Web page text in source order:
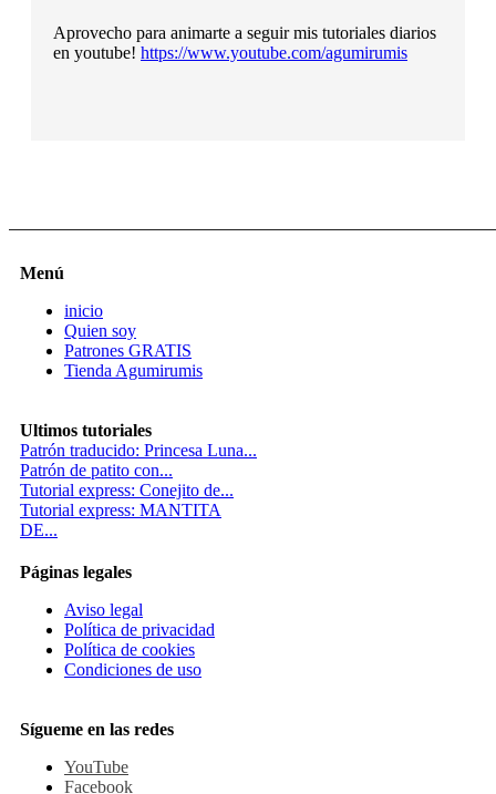
Aprovecho para animarte a seguir mis tutoriales diarios
en youtube! https://www.youtube.com/agumirumis
Menú
inicio
Quien soy
Patrones GRATIS
Tienda Agumirumis
Ultimos tutoriales
Patrón traducido: Princesa Luna...
Patrón de patito con...
Tutorial express: Conejito de...
Tutorial express: MANTITA
DE...
Páginas legales
Aviso legal
Política de privacidad
Política de cookies
Condiciones de uso
Sígueme en las redes
YouTube
Facebook